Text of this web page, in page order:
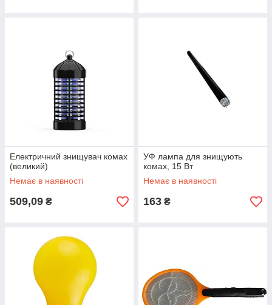
Електричний знищувач комах
(великий)
Немає в наявності
509,09 ₴
УФ лампа для знищують
комах, 15 Вт
Немає в наявності
163 ₴